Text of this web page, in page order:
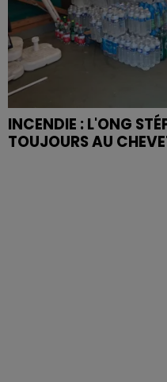
INCENDIE : L'ONG
TOUJOURS AU